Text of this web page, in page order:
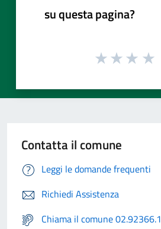
su questa pagina?
Contatta il comune
Leggi le domande frequenti
Richiedi Assistenza
Chiama il comune 02.92366.1